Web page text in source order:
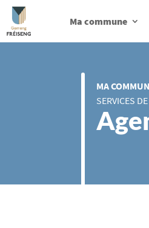
Ma commune
MA
SERVICES